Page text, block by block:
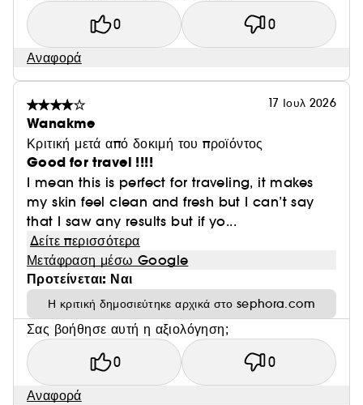
0 0
Αναφορά
17 Ιουλ 2026
Wanakme
Κριτική μετά από δοκιμή του προϊόντος
Good for travel !!!!
I mean this is perfect for traveling, it makes
my skin feel clean and fresh but I can’t say
that I saw any results but if yo...
Δείτε περισσότερα
Μετάφραση μέσω Google
Προτείνεται: Ναι
Η κριτική δημοσιεύτηκε αρχικά στο sephora.com
Σας βοήθησε αυτή η αξιολόγηση;
0 0
Αναφορά